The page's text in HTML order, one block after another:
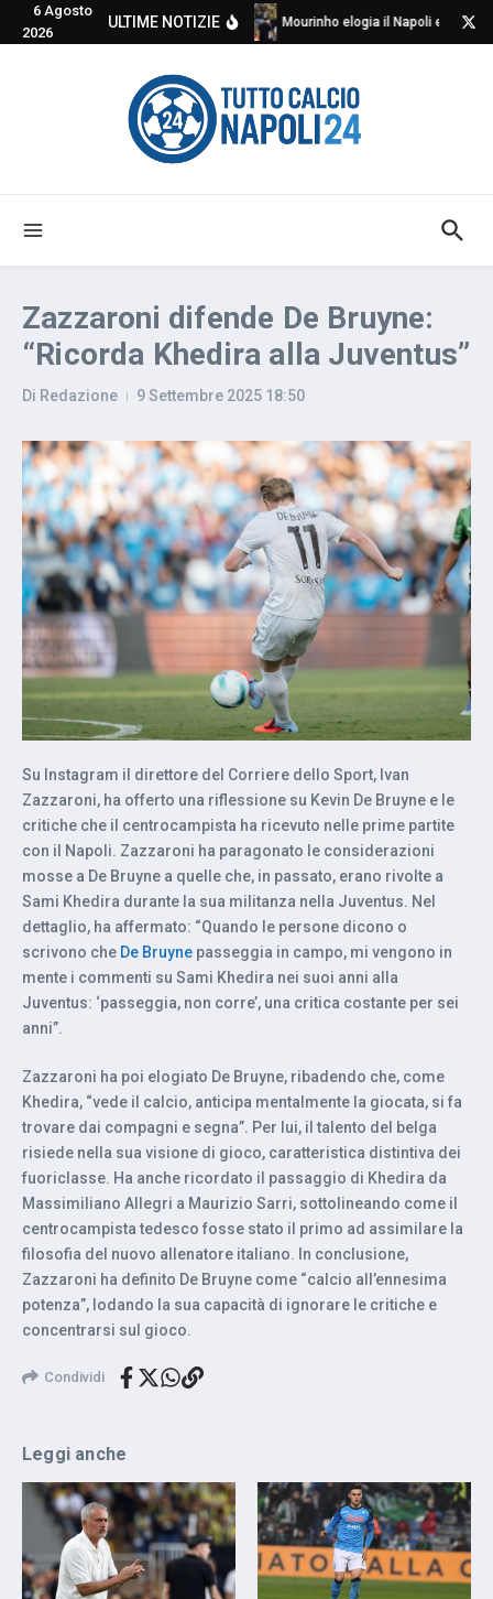
Salta al contenuto
6 Agosto
2026
ULTIME NOTIZIE Mourinho elogia il Napoli e critica
Zazzaroni difende De Bruyne:
“Ricorda Khedira alla Juventus”
Di Redazione 9 Settembre 2025 18:50
Su Instagram il direttore del Corriere dello Sport, Ivan
Zazzaroni, ha offerto una riflessione su Kevin De Bruyne e le
critiche che il centrocampista ha ricevuto nelle prime partite
con il Napoli. Zazzaroni ha paragonato le considerazioni
mosse a De Bruyne a quelle che, in passato, erano rivolte a
Sami Khedira durante la sua militanza nella Juventus. Nel
dettaglio, ha affermato: “Quando le persone dicono o
scrivono che De Bruyne passeggia in campo, mi vengono in
mente i commenti su Sami Khedira nei suoi anni alla
Juventus: ‘passeggia, non corre’, una critica costante per sei
anni”.
Zazzaroni ha poi elogiato De Bruyne, ribadendo che, come
Khedira, “vede il calcio, anticipa mentalmente la giocata, si fa
trovare dai compagni e segna”. Per lui, il talento del belga
risiede nella sua visione di gioco, caratteristica distintiva dei
fuoriclasse. Ha anche ricordato il passaggio di Khedira da
Massimiliano Allegri a Maurizio Sarri, sottolineando come il
centrocampista tedesco fosse stato il primo ad assimilare la
filosofia del nuovo allenatore italiano. In conclusione,
Zazzaroni ha definito De Bruyne come “calcio all’ennesima
potenza”, lodando la sua capacità di ignorare le critiche e
concentrarsi sul gioco.
Condividi
Leggi anche